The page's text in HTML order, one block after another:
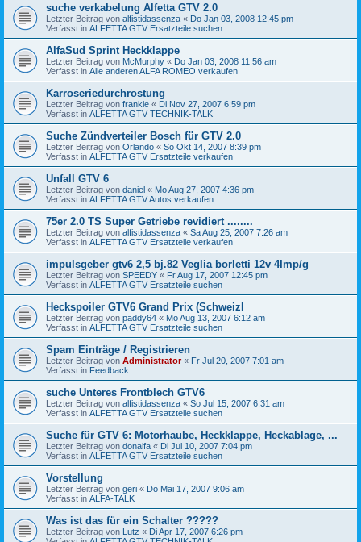
suche verkabelung Alfetta GTV 2.0
Letzter Beitrag von alfistidassenza « Do Jan 03, 2008 12:45 pm
Verfasst in ALFETTA GTV Ersatzteile suchen
AlfaSud Sprint Heckklappe
Letzter Beitrag von McMurphy « Do Jan 03, 2008 11:56 am
Verfasst in Alle anderen ALFA ROMEO verkaufen
Karroseriedurchrostung
Letzter Beitrag von frankie « Di Nov 27, 2007 6:59 pm
Verfasst in ALFETTA GTV TECHNIK-TALK
Suche Zündverteiler Bosch für GTV 2.0
Letzter Beitrag von Orlando « So Okt 14, 2007 8:39 pm
Verfasst in ALFETTA GTV Ersatzteile verkaufen
Unfall GTV 6
Letzter Beitrag von daniel « Mo Aug 27, 2007 4:36 pm
Verfasst in ALFETTA GTV Autos verkaufen
75er 2.0 TS Super Getriebe revidiert ........
Letzter Beitrag von alfistidassenza « Sa Aug 25, 2007 7:26 am
Verfasst in ALFETTA GTV Ersatzteile verkaufen
impulsgeber gtv6 2,5 bj.82 Veglia borletti 12v 4Imp/g
Letzter Beitrag von SPEEDY « Fr Aug 17, 2007 12:45 pm
Verfasst in ALFETTA GTV Ersatzteile suchen
Heckspoiler GTV6 Grand Prix (SchweizI
Letzter Beitrag von paddy64 « Mo Aug 13, 2007 6:12 am
Verfasst in ALFETTA GTV Ersatzteile suchen
Spam Einträge / Registrieren
Letzter Beitrag von Administrator« Fr Jul 20, 2007 7:01 am
Verfasst in Feedback
suche Unteres Frontblech GTV6
Letzter Beitrag von alfistidassenza « So Jul 15, 2007 6:31 am
Verfasst in ALFETTA GTV Ersatzteile suchen
Suche für GTV 6: Motorhaube, Heckklappe, Heckablage, ...
Letzter Beitrag von donalfa « Di Jul 10, 2007 7:04 pm
Verfasst in ALFETTA GTV Ersatzteile suchen
Vorstellung
Letzter Beitrag von geri « Do Mai 17, 2007 9:06 am
Verfasst in ALFA-TALK
Was ist das für ein Schalter ?????
Letzter Beitrag von Lutz « Di Apr 17, 2007 6:26 pm